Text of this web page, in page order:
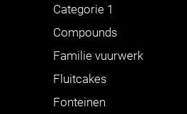
Categorie 1
Compounds
Familie vuurwerk
Fluitcakes
Fonteinen